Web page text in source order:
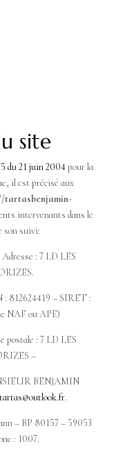
site
du 21 juin 2004 pour la
il est précisé aux
tartasbenjamin-
intervenants dans le
son suivi:
: 7 LD LES
812624419 – SIRET :
NAF ou APE)
postale : 7 LD LES
–
BENJAMIN
.
– BP 80157 – 59053
: 1007.